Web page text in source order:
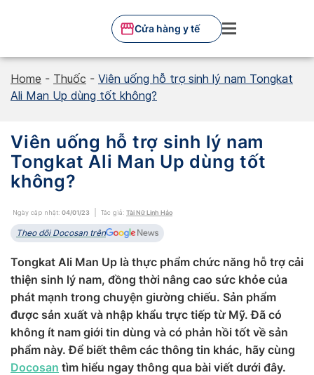
Cửa hàng y tế
Home - Thuốc - Viên uống hỗ trợ sinh lý nam Tongkat
Ali Man Up dùng tốt không?
Viên uống hỗ trợ sinh lý nam
Tongkat Ali Man Up dùng tốt
không?
Ngày cập nhật: 04/01/23 Tác giả: Tài Nữ Linh Hảo
Theo dõi Docosan trên
Tongkat Ali Man Up là thực phẩm chức năng hỗ trợ cải
thiện sinh lý nam, đồng thời nâng cao sức khỏe của
phát mạnh trong chuyện giường chiếu. Sản phẩm
được sản xuất và nhập khẩu trực tiếp từ Mỹ. Đã có
không ít nam giới tin dùng và có phản hồi tốt về sản
phẩm này. Để biết thêm các thông tin khác, hãy cùng
Docosan tìm hiểu ngay thông qua bài viết dưới đây.